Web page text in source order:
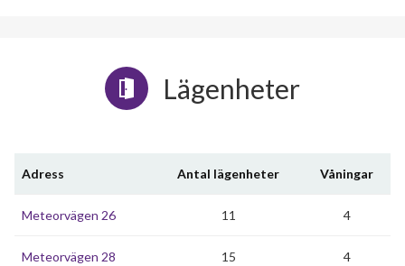
Lägenheter
Adress Antal lägenheter Våningar
Meteorvägen 26 11 4
Meteorvägen 28 15 4